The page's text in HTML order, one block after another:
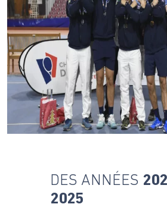
DES ANNÉES
2025